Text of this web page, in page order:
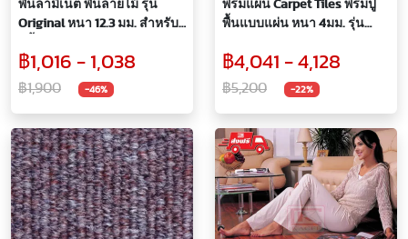
พื้นลามิเนต พื้นลายไม้ รุ่น
Original หนา 12.3 มม. สำหรับ
฿1,016 - 1,038
฿1,900 -46%
พรมแผ่น Carpet Tiles พรมปู
พื้นแบบแผ่น หนา 4มม. รุ่น
฿4,041 - 4,128
฿5,200 -22%